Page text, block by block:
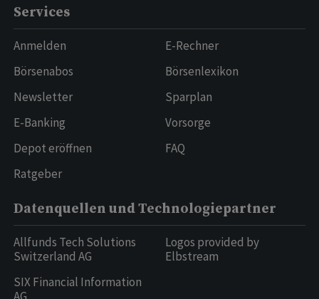
Services
Anmelden
Börsenabos
Newsletter
E-Banking
Depot eröffnen
Ratgeber
E-Rechner
Börsenlexikon
Sparplan
Vorsorge
FAQ
Datenquellen und Technologiepartner
Allfunds Tech Solutions
Switzerland AG
SIX Financial Information
Logos provided by
Elbstream